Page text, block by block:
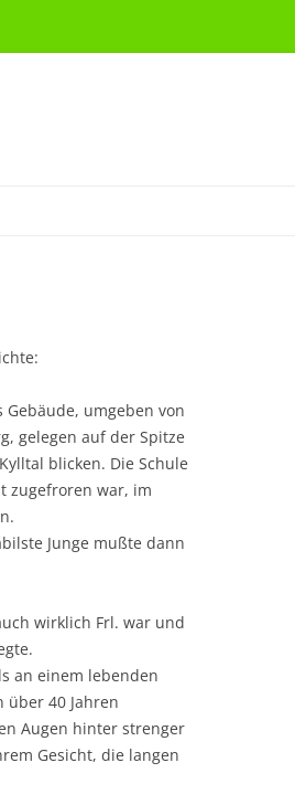
umgeben von
gelegen auf der Spitze
blicken. Die Schule
zugefroren war, im
Junge mußte dann
wirklich Frl. war und
an einem lebenden
über 40 Jahren
Augen hinter strenger
Gesicht, die langen